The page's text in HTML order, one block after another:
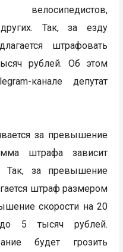
Так, за езду
штрафовать
рублей. Об этом
канале депутат
за превышение
штрафа зависит
Так, за превышение
штраф размером
скорости на 20
5 тысяч рублей.
будет грозить